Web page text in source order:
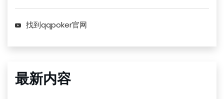
找到qqpoker官网
最新内容